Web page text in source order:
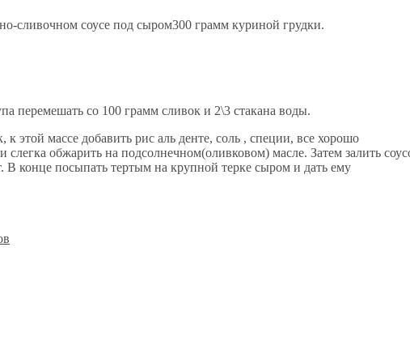
300 грамм куриной грудки.
перемешать со 100 грамм сливок и 2\3 стакана воды.
этой массе добавить рис аль денте, соль , специи, все хорошо
обжарить на подсолнечном(оливковом) масле. Затем залить
конце посыпать тертым на крупной терке сыром и дать ему